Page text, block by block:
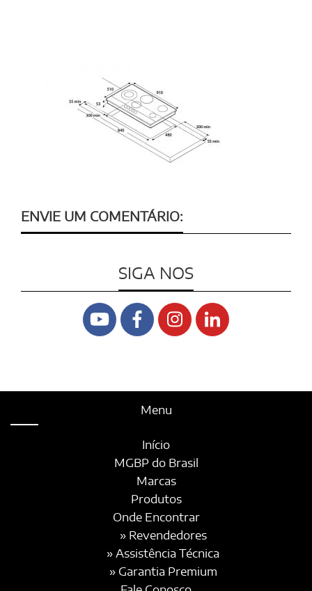
ENVIE UM COMENTÁRIO:
SIGA NOS
Menu
Início
MGBP do Brasil
Marcas
Produtos
Onde Encontrar
» Revendedores
» Assistência Técnica
» Garantia Premium